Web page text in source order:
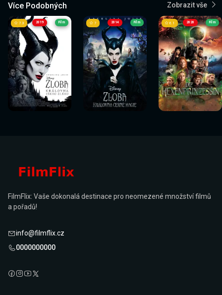
Více Podobných Zobrazit vše
2019
Sledovat
nyní
7.3 Film
Sledovat
nyní
2014
Sledovat
nyní
7 Film
Sledovat
nyní
2020
Sledovat
nyní
6.1 Film
Sledovat
nyní
FilmFlix: Vaše dokonalá destinace pro neomezené množství filmů
a pořadů!
info@filmflix.cz
0000000000